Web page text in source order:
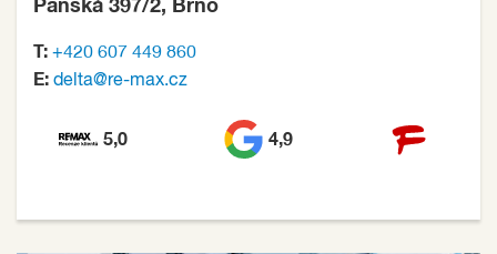
Panská 397/2, Brno
T: +420 607 449 860
E: delta@re-max.cz
5,0 4,9